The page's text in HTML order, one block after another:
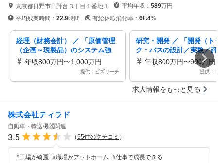
東京都日野市日野台３丁目１番地１ 平均年収： 589万円
平均残業時間： 22.9時間 有給休暇消化率： 68.4%
経理（財務会計） ／ 「原価管理
（企画～現製品）のシステム強
化」台当り採算管理システムの強
年収800万円〜1,000万円
提供：ビズリーチ
研究・開発 ／ 「開発（ト
ク・バスの設計／実験／
～物流・人流を支えるク
に携われます／異業種経
年収800万円〜900万円
提供：
求人情報をもっと見る
株式会社ティラド
自動車・輸送機器関連
3.5 （55件のクチコミ ）
#工場が綺麗 #職場がアットホーム #仕事で成長できる